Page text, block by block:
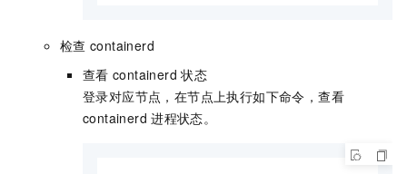
检查 containerd
查看 containerd 状态
登录对应节点，在节点上执行如下命令，查看
containerd 进程状态。